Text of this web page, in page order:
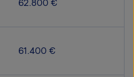
62.800 €
61.400 €